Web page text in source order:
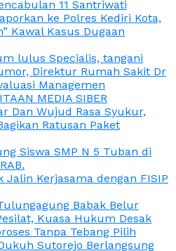
11 Santriwati
ke Polres Kediri Kota,
Kawal Kasus Dugaan
lulus Specialis, tangani
Direktur Rumah Sakit Dr
Managemen
MEDIA SIBER
Dan Wujud Rasa Syukur,
Ratusan Paket
Siswa SMP N 5 Tuban di
Jalin Kerjasama dengan FISIP
Babak Belur
Kuasa Hukum Desak
Tanpa Tebang Pilih
Sutorejo Berlangsung